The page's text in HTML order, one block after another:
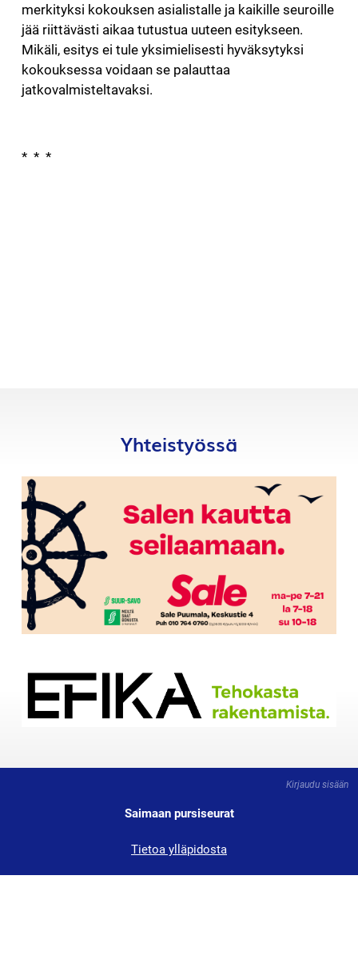
merkityksi kokouksen asialistalle ja kaikille seuroille
jää riittävästi aikaa tutustua uuteen esitykseen.
Mikäli, esitys ei tule yksimielisesti hyväksytyksi
kokouksessa voidaan se palauttaa
jatkovalmisteltavaksi.
* * *
Yhteistyössä
Saimaan pursiseurat
Tietoa ylläpidosta
Kirjaudu sisään